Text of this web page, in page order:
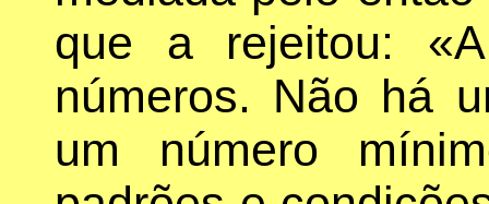
que a rejeitou:
números. Não há
um número